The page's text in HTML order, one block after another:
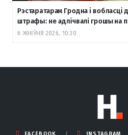
Рэстаратарам Гродна і вобласці
штрафы: не адлічвалі грошы на
6 ЖНІЎНЯ 2026, 10:30